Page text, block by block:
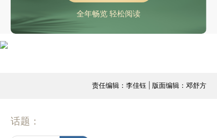
全年畅览 轻松阅读
责任编辑：李佳钰 | 版面编辑：邓舒方
话题：